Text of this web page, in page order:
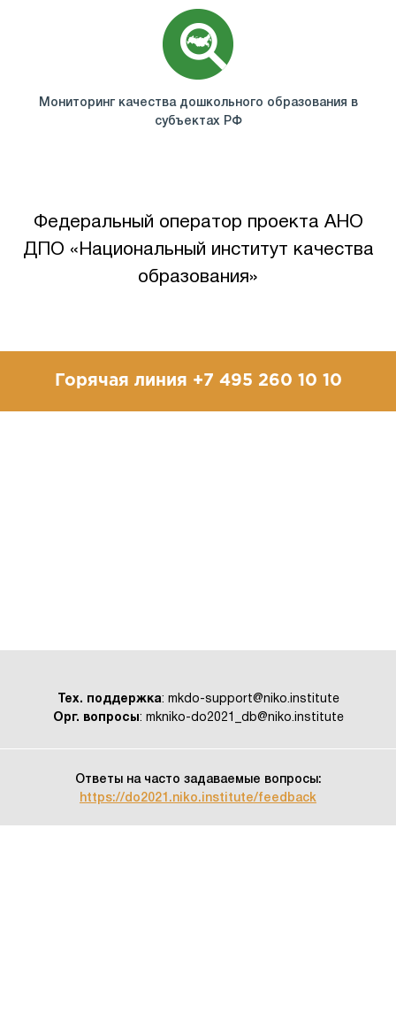
Мониторинг качества дошкольного образования в
субъектах РФ
Федеральный оператор проекта АНО
ДПО «Национальный институт качества
образования»
Горячая линия +7 495 260 10 10
Тех. поддержка: mkdo-support@niko.institute
Орг. вопросы: mkniko-do2021_db@niko.institute
Ответы на часто задаваемые вопросы:
https://do2021.niko.institute/feedback